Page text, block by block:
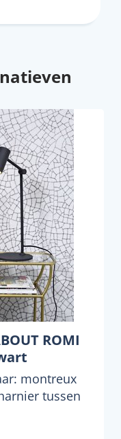
ROMI
montreux
tussen